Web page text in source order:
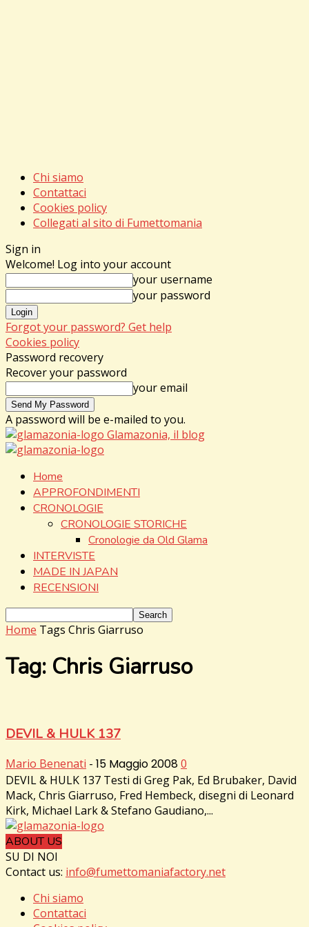
Chi siamo
Contattaci
Cookies policy
Collegati al sito di Fumettomania
Sign in
Welcome! Log into your account
your username
your password
Forgot your password? Get help
Cookies policy
Password recovery
Recover your password
your email
A password will be e-mailed to you.
Glamazonia, il blog
Home
APPROFONDIMENTI
CRONOLOGIE
CRONOLOGIE STORICHE
Cronologie da Old Glama
INTERVISTE
MADE IN JAPAN
RECENSIONI
Home Tags Chris Giarruso
Tag: Chris Giarruso
DEVIL & HULK 137
Mario Benenati - 15 Maggio 20080
DEVIL & HULK 137 Testi di Greg Pak, Ed Brubaker, David
Mack, Chris Giarruso, Fred Hembeck, disegni di Leonard
Kirk, Michael Lark & Stefano Gaudiano,...
ABOUT US
SU DI NOI
Contact us: info@fumettomaniafactory.net
Chi siamo
Contattaci